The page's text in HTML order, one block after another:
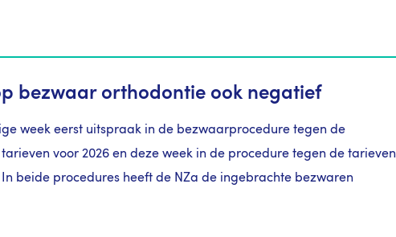
bezwaar orthodontie ook negatief
week eerst uitspraak in de bezwaarprocedure tegen de
voor 2026 en deze week in de procedure tegen de tarieven
beide procedures heeft de NZa de ingebrachte bezwaren